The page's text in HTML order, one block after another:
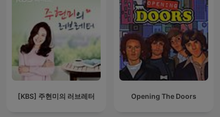
[KBS] 주현미의 러브레터 Opening The Doors